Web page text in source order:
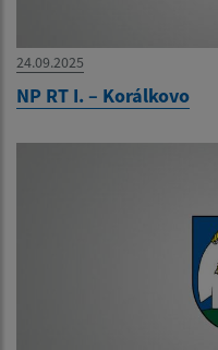
24.09.2025
NP RT I. – Korálkovo